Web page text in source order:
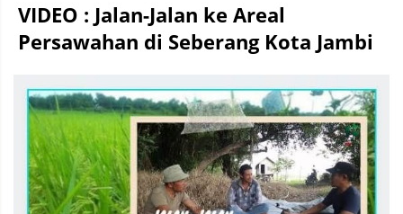
VIDEO : Jalan-Jalan ke Areal
Persawahan di Seberang Kota Jambi